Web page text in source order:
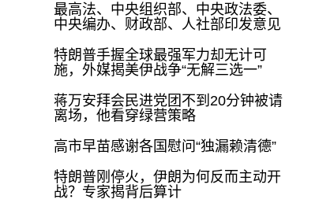
最高法、中央组织部、中央政法委、
中央编办、财政部、人社部印发意见
特朗普手握全球最强军力却无计可
施，外媒揭美伊战争“无解三选一”
蒋万安拜会民进党团不到20分钟被请
离场，他看穿绿营策略
高市早苗感谢各国慰问“独漏赖清德”
特朗普刚停火，伊朗为何反而主动开
战？专家揭背后算计